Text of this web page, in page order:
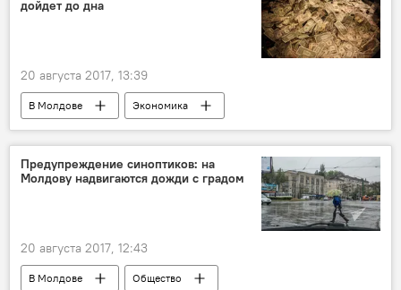
дойдет до дна
20 августа 2017, 13:39
В Молдове
Экономика
Виорел Гырбу
прогноз
молдавский лей
доллары США
Предупреждение синоптиков: на
Молдову надвигаются дожди с градом
20 августа 2017, 12:43
В Молдове
Общество